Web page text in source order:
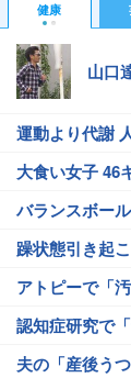
健康
山口
運動より代謝
大食い女子 46
バランスボー
躁状態引き起
アトピーで「
認知症研究で
夫の「産後う